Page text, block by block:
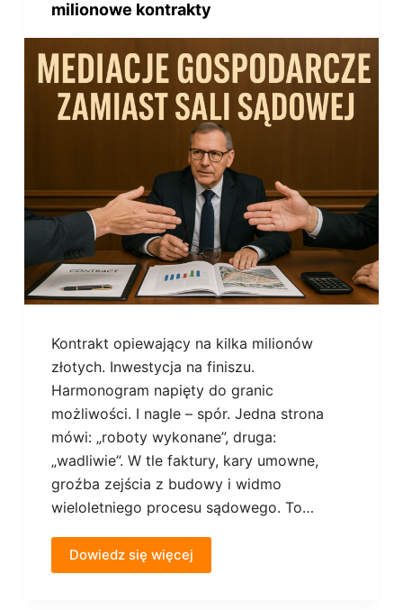
milionowe kontrakty
Kontrakt opiewający na kilka milionów
złotych. Inwestycja na finiszu.
Harmonogram napięty do granic
możliwości. I nagle – spór. Jedna strona
mówi: „roboty wykonane”, druga:
„wadliwie”. W tle faktury, kary umowne,
groźba zejścia z budowy i widmo
wieloletniego procesu sądowego. To…
Dowiedz się więcej